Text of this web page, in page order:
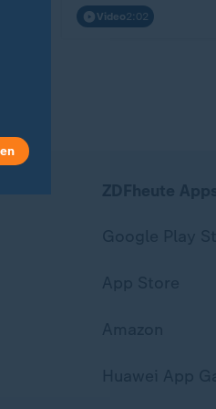
Video2:02